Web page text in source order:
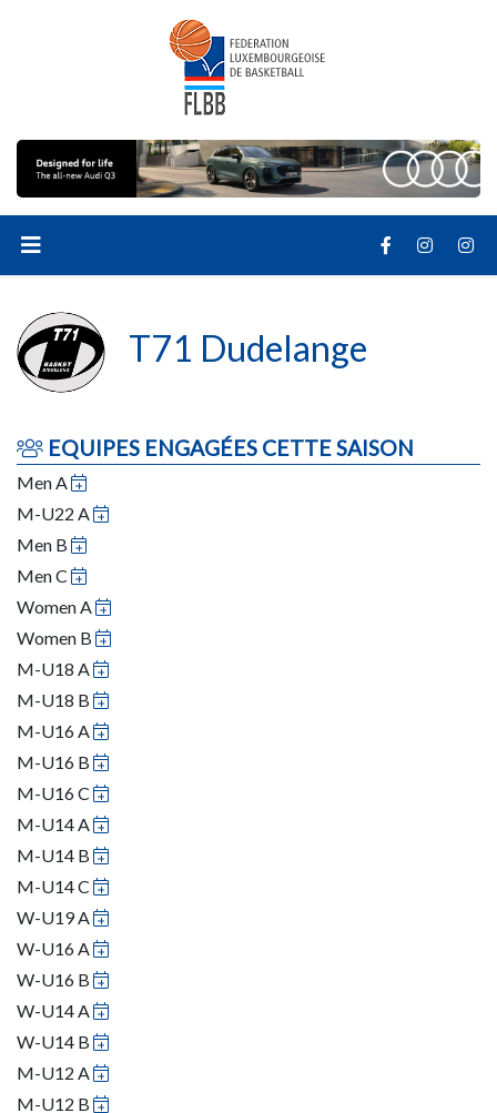
T71 Dudelange
EQUIPES ENGAGÉES CETTE SAISON
Men A
M-U22 A
Men B
Men C
Women A
Women B
M-U18 A
M-U18 B
M-U16 A
M-U16 B
M-U16 C
M-U14 A
M-U14 B
M-U14 C
W-U19 A
W-U16 A
W-U16 B
W-U14 A
W-U14 B
M-U12 A
M-U12 B